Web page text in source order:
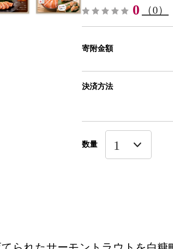
0 （0）
寄附金額
決済方法
数量